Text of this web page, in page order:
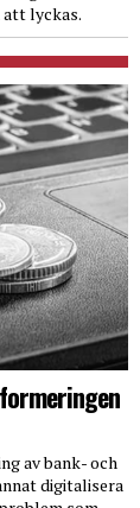
lyckas.
av bank- och
digitalisera